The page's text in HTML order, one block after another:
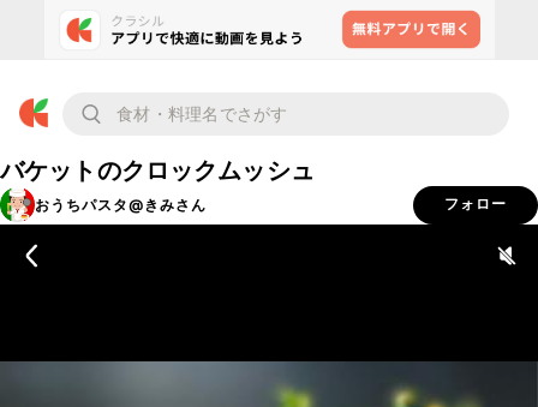
バケットのクロックムッシュ
おうちパスタ@きみさん フォロー